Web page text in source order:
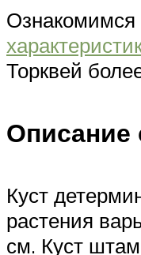
Ознакомимся
Торквей
Описание
Куст
растения
см. Куст